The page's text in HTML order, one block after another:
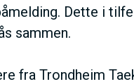
Dette i
sammen.
fra Trondheim